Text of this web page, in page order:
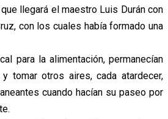
llegará el maestro Luis Durán con
con los cuales había formado una
para la alimentación, permanecían
tomar otros aires, cada atardecer,
cuando hacían su paseo por